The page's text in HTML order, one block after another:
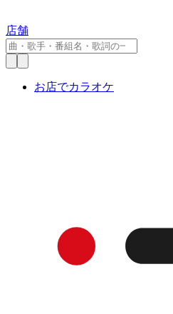
店舗
お店でカラオケ